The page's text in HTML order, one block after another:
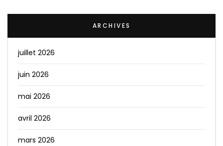
ARCHIVES
juillet 2026
juin 2026
mai 2026
avril 2026
mars 2026